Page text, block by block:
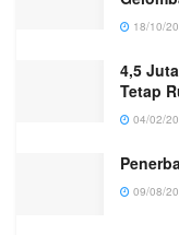
18/10/
4,5
Tetap
04/02/
09/08/